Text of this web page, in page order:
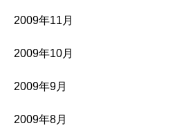
2009年11月
2009年10月
2009年9月
2009年8月